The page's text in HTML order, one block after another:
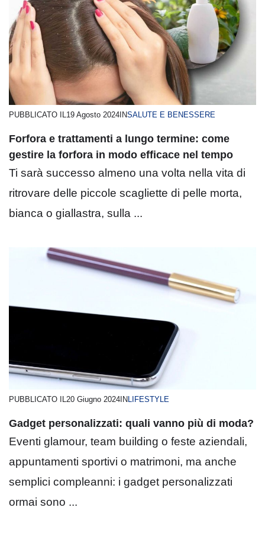
PUBBLICATO IL 19 Agosto 2024 INSALUTE E BENESSERE
Forfora e trattamenti a lungo termine: come
gestire la forfora in modo efficace nel tempo
Ti sarà successo almeno una volta nella vita di
ritrovare delle piccole scagliette di pelle morta,
bianca o giallastra, sulla ...
PUBBLICATO IL 20 Giugno 2024 IN LIFESTYLE
Gadget personalizzati: quali vanno più di moda?
Eventi glamour, team building o feste aziendali,
appuntamenti sportivi o matrimoni, ma anche
semplici compleanni: i gadget personalizzati
ormai sono ...